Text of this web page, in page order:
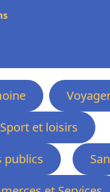
Sport et loisirs
publics